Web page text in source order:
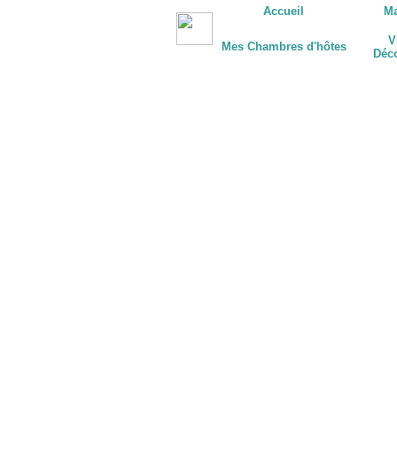
Accueil
Mes Chambres d'hôtes